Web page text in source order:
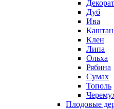
Дуб
Ива
Каштан
Клен
Липа
Ольха
Рябина
Сумах
Тополь
Плодовые